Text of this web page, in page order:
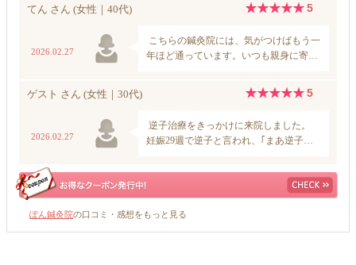
ぽん鍼灸院の口コミ・感想をもっと見る